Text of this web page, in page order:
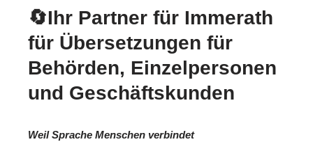
🔄Ihr Partner für Immerath
für Übersetzungen für
Behörden, Einzelpersonen
und Geschäftskunden
Weil Sprache Menschen verbindet